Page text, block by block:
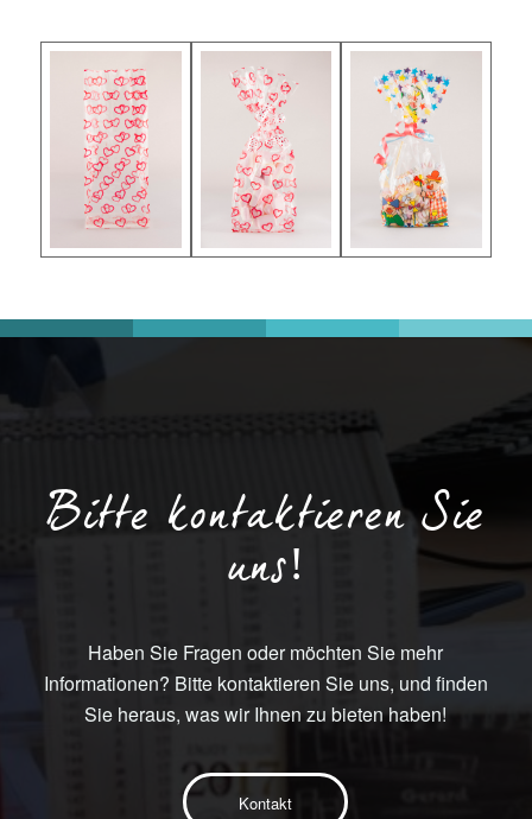
Bitte kontaktieren Sie
uns!
Haben Sie Fragen oder möchten Sie mehr
Informationen? Bitte kontaktieren Sie uns, und finden
Sie heraus, was wir Ihnen zu bieten haben!
Kontakt